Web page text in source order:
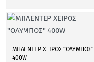
ΜΠΛΕΝΤΕΡ ΧΕΙΡΟΣ “ΟΛΥΜΠΟΣ”
400W